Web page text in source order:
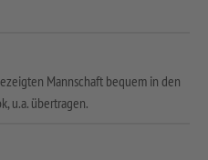
Mannschaft bequem in den
u.a. übertragen.